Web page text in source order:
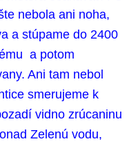
nebola ani noha,
a stúpame do 2400
a potom
Ani tam nebol
smerujeme k
vidno zrúcaninu
Zelenú vodu,